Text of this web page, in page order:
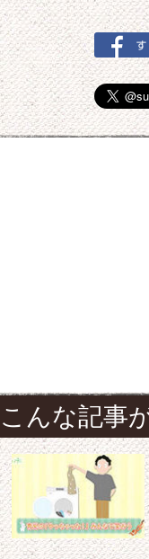
こんな記事